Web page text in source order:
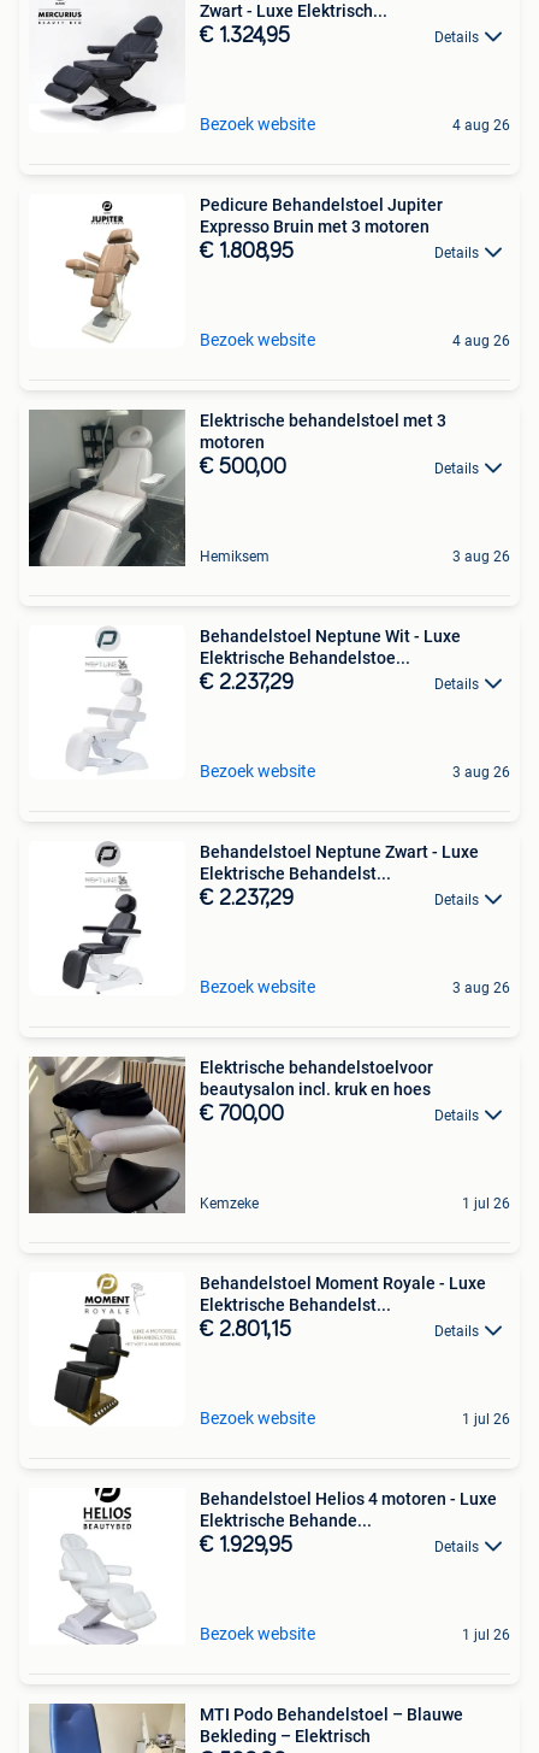
Zwart - Luxe Elektrisch...
€ 1.324,95 Details
Bezoek website 4 aug 26
Pedicure Behandelstoel Jupiter
Expresso Bruin met 3 motoren
€ 1.808,95 Details
Bezoek website 4 aug 26
Elektrische behandelstoel met 3
motoren
€ 500,00 Details
Hemiksem 3 aug 26
Behandelstoel Neptune Wit - Luxe
Elektrische Behandelstoe...
€ 2.237,29 Details
Bezoek website 3 aug 26
Behandelstoel Neptune Zwart - Luxe
Elektrische Behandelst...
€ 2.237,29 Details
Bezoek website 3 aug 26
Elektrische behandelstoelvoor
beautysalon incl. kruk en hoes
€ 700,00 Details
Kemzeke 1 jul 26
Behandelstoel Moment Royale - Luxe
Elektrische Behandelst...
€ 2.801,15 Details
Bezoek website 1 jul 26
Behandelstoel Helios 4 motoren - Luxe
Elektrische Behande...
€ 1.929,95 Details
Bezoek website 1 jul 26
MTI Podo Behandelstoel – Blauwe
Bekleding – Elektrisch